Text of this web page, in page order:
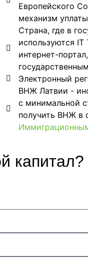
Европейского
механизм
Страна, где в
используются
интернет-
Электронный
ВНЖ Латвии -
с минимальной
получить ВНЖ в
капитал?